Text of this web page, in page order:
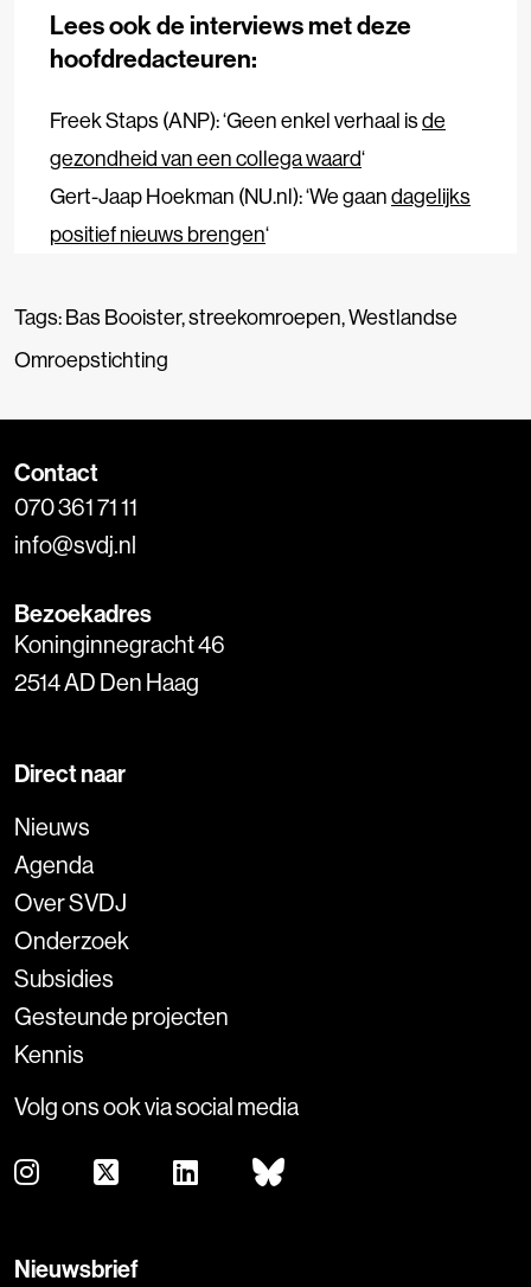
Lees ook de interviews met deze
hoofdredacteuren:
Freek Staps (ANP): ‘Geen enkel verhaal isde
gezondheid van een collega waard‘
Gert-Jaap Hoekman (NU.nl): ‘We gaandagelijks
positief nieuws brengen‘
Tags:Bas Booister,streekomroepen,Westlandse
Omroepstichting
Contact
070 361 71 11
info@svdj.nl
Bezoekadres
Koninginnegracht 46
2514 AD Den Haag
Direct naar
Nieuws
Agenda
Over SVDJ
Onderzoek
Subsidies
Gesteunde projecten
Kennis
Volg ons ook via social media
Nieuwsbrief